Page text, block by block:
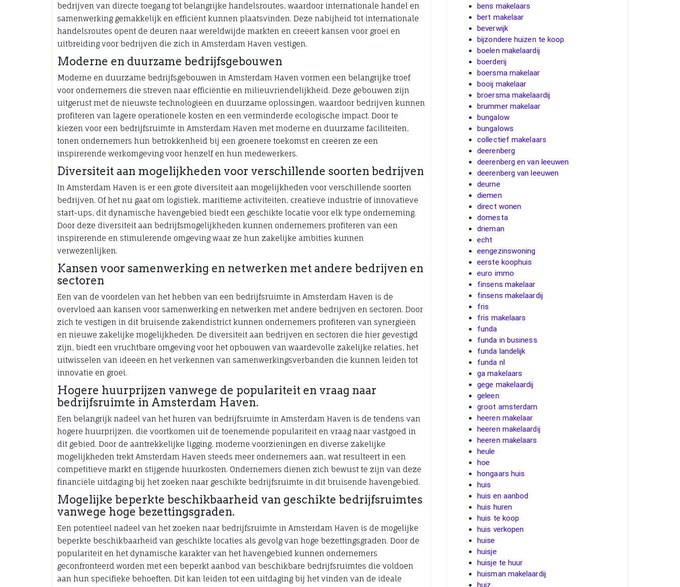
bedrijven van directe toegang tot belangrijke handelsroutes, waardoor internationale handel en
samenwerking gemakkelijk en efficiënt kunnen plaatsvinden. Deze nabijheid tot internationale
handelsroutes opent de deuren naar wereldwijde markten en creëert kansen voor groei en
uitbreiding voor bedrijven die zich in Amsterdam Haven vestigen.
Moderne en duurzame bedrijfsgebouwen
Moderne en duurzame bedrijfsgebouwen in Amsterdam Haven vormen een belangrijke troef
voor ondernemers die streven naar efficiëntie en milieuvriendelijkheid. Deze gebouwen zijn
uitgerust met de nieuwste technologieën en duurzame oplossingen, waardoor bedrijven kunnen
profiteren van lagere operationele kosten en een verminderde ecologische impact. Door te
kiezen voor een bedrijfsruimte in Amsterdam Haven met moderne en duurzame faciliteiten,
tonen ondernemers hun betrokkenheid bij een groenere toekomst en creëren ze een
inspirerende werkomgeving voor henzelf en hun medewerkers.
Diversiteit aan mogelijkheden voor verschillende soorten bedrijven
In Amsterdam Haven is er een grote diversiteit aan mogelijkheden voor verschillende soorten
bedrijven. Of het nu gaat om logistiek, maritieme activiteiten, creatieve industrie of innovatieve
start-ups, dit dynamische havengebied biedt een geschikte locatie voor elk type onderneming.
Door deze diversiteit aan bedrijfsmogelijkheden kunnen ondernemers profiteren van een
inspirerende en stimulerende omgeving waar ze hun zakelijke ambities kunnen
verwezenlijken.
Kansen voor samenwerking en netwerken met andere bedrijven en
sectoren
Een van de voordelen van het hebben van een bedrijfsruimte in Amsterdam Haven is de
overvloed aan kansen voor samenwerking en netwerken met andere bedrijven en sectoren. Door
zich te vestigen in dit bruisende zakendistrict kunnen ondernemers profiteren van synergieën
en nieuwe zakelijke mogelijkheden. De diversiteit aan bedrijven en sectoren die hier gevestigd
zijn, biedt een vruchtbare omgeving voor het opbouwen van waardevolle zakelijke relaties, het
uitwisselen van ideeën en het verkennen van samenwerkingsverbanden die kunnen leiden tot
innovatie en groei.
Hogere huurprijzen vanwege de populariteit en vraag naar
bedrijfsruimte in Amsterdam Haven.
Een belangrijk nadeel van het huren van bedrijfsruimte in Amsterdam Haven is de tendens van
hogere huurprijzen, die voortkomen uit de toenemende populariteit en vraag naar vastgoed in
dit gebied. Door de aantrekkelijke ligging, moderne voorzieningen en diverse zakelijke
mogelijkheden trekt Amsterdam Haven steeds meer ondernemers aan, wat resulteert in een
competitieve markt en stijgende huurkosten. Ondernemers dienen zich bewust te zijn van deze
financiële uitdaging bij het zoeken naar geschikte bedrijfsruimte in dit bruisende havengebied.
Mogelijke beperkte beschikbaarheid van geschikte bedrijfsruimtes
vanwege hoge bezettingsgraden.
Een potentieel nadeel van het zoeken naar bedrijfsruimte in Amsterdam Haven is de mogelijke
beperkte beschikbaarheid van geschikte locaties als gevolg van hoge bezettingsgraden. Door de
populariteit en het dynamische karakter van het havengebied kunnen ondernemers
geconfronteerd worden met een beperkt aanbod van beschikbare bedrijfsruimtes die voldoen
aan hun specifieke behoeften. Dit kan leiden tot een uitdaging bij het vinden van de ideale
bens makelaars
bert makelaar
beverwijk
bijzondere huizen te koop
boelen makelaardij
boerderij
boersma makelaar
booij makelaar
broersma makelaardij
brummer makelaar
bungalow
bungalows
collectief makelaars
deerenberg
deerenberg en van leeuwen
deerenberg van leeuwen
deurne
diemen
direct wonen
domesta
drieman
echt
eengezinswoning
eerste koophuis
euro immo
finsens makelaar
finsens makelaardij
fris
fris makelaars
funda
funda in business
funda landelijk
funda nl
ga makelaars
gege makelaardij
geleen
groot amsterdam
heeren makelaar
heeren makelaardij
heeren makelaars
heule
hoe
hongaars huis
huis
huis en aanbod
huis huren
huis te koop
huis verkopen
huise
huisje
huisje te huur
huisman makelaardij
huiz